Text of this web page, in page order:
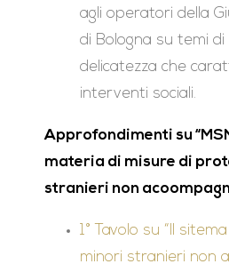
agli operatori della
di Bologna su temi
delicatezza che
interventi sociali.
Approfondimenti su
materia di misure di
stranieri non
1° Tavolo su “Il
minori stranieri non